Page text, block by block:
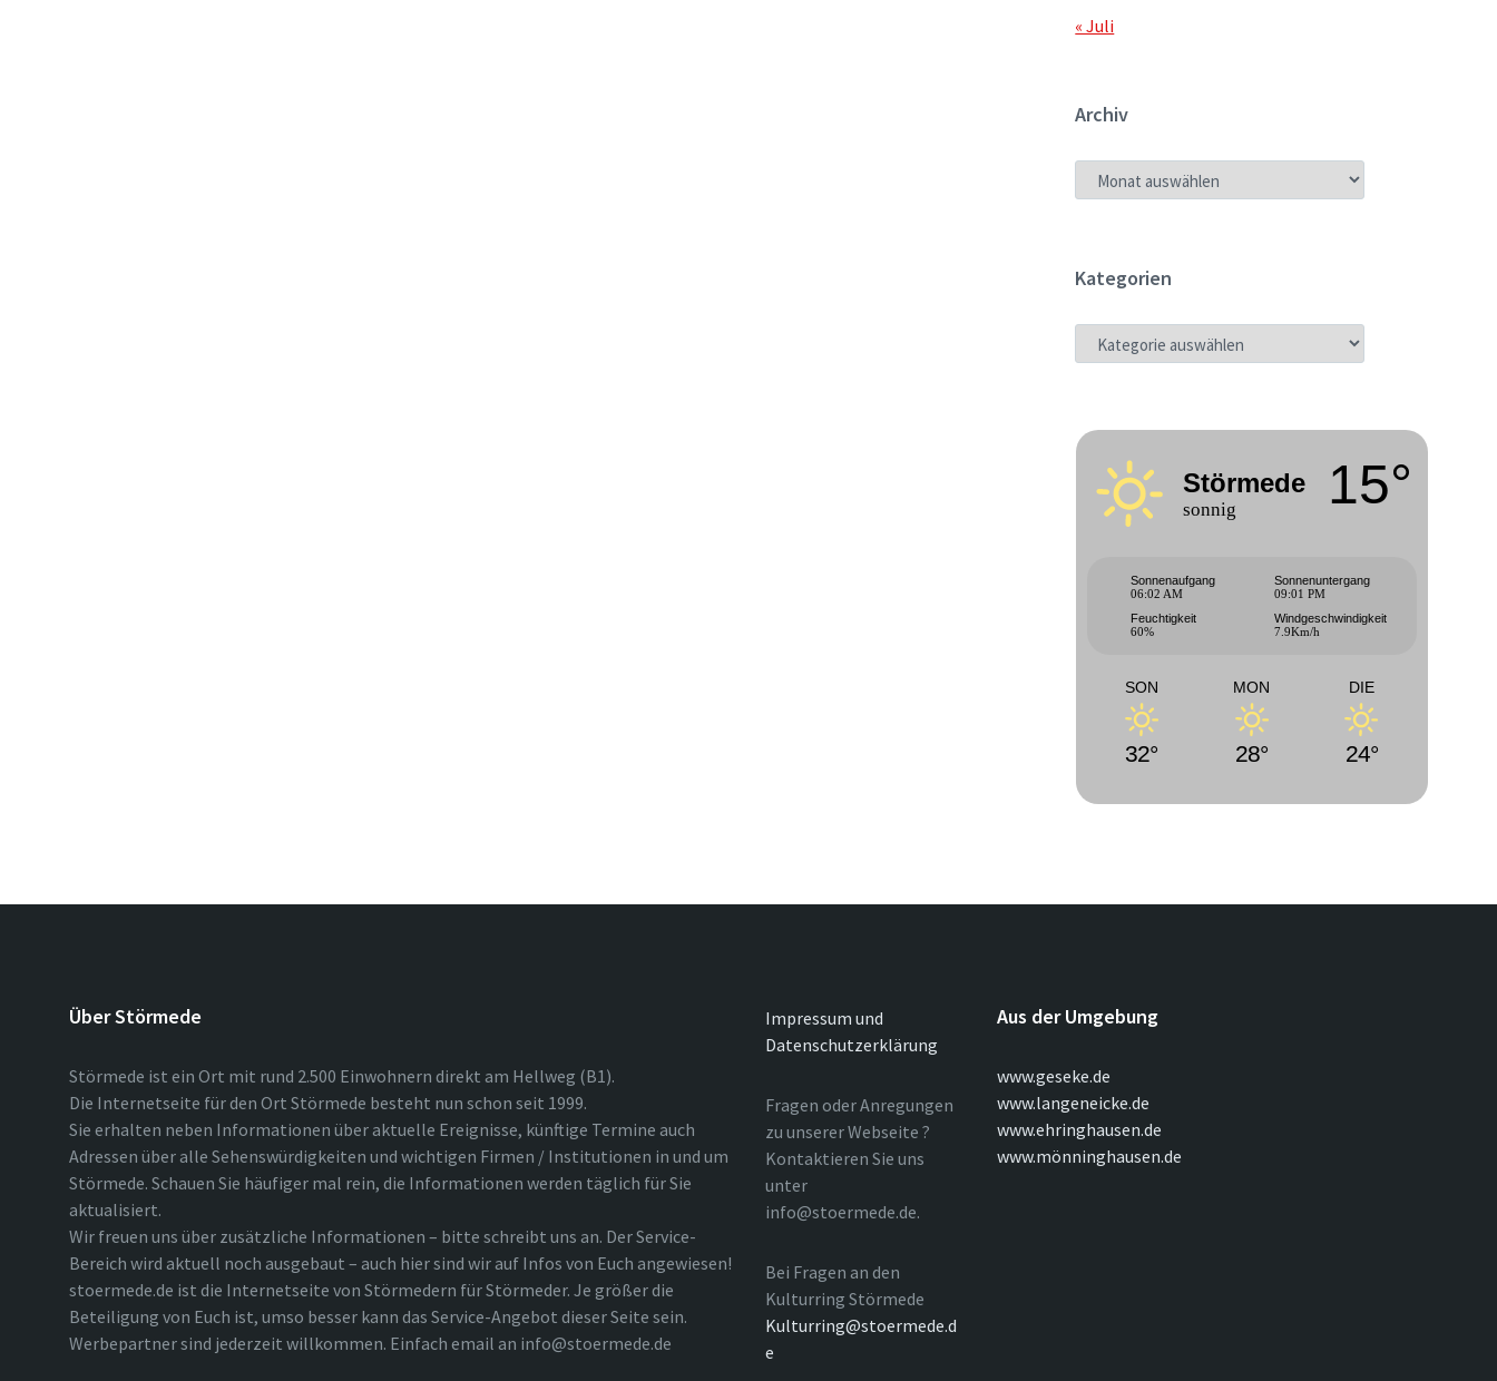
« Juli
Archiv
ARCHIV
Kategorien
KATEGORIEN
Störmede
sonnig 15°
Sonnenaufgang
06:02 AM
Sonnenuntergang
09:01 PM
Feuchtigkeit
60%
Windgeschwindigkeit
7.9Km/h
SON
32°
MON
28°
DIE
24°
Über Störmede
Störmede ist ein Ort mit rund 2.500 Einwohnern direkt am Hellweg (B1).
Die Internetseite für den Ort Störmede besteht nun schon seit 1999.
Sie erhalten neben Informationen über aktuelle Ereignisse, künftige Termine auch
Adressen über alle Sehenswürdigkeiten und wichtigen Firmen / Institutionen in und um
Störmede. Schauen Sie häufiger mal rein, die Informationen werden täglich für Sie
aktualisiert.
Wir freuen uns über zusätzliche Informationen – bitte schreibt uns an. Der Service-
Bereich wird aktuell noch ausgebaut – auch hier sind wir auf Infos von Euch angewiesen!
stoermede.de ist die Internetseite von Störmedern für Störmeder. Je größer die
Beteiligung von Euch ist, umso besser kann das Service-Angebot dieser Seite sein.
Werbepartner sind jederzeit willkommen. Einfach email an info@stoermede.de
Impressum und
Datenschutzerklärung
Fragen oder Anregungen
zu unserer Webseite ?
Kontaktieren Sie uns
unter
info@stoermede.de.
Bei Fragen an den
Kulturring Störmede
Kulturring@stoermede.d
e
Aus der Umgebung
www.geseke.de
www.langeneicke.de
www.ehringhausen.de
www.mönninghausen.de